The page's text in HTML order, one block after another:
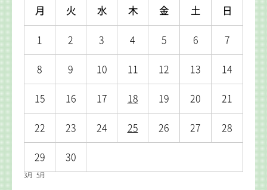
月 火 水 木 金 土 日
1 2 3 4 5 6 7
8 9 10 11 12 13 14
15 16 17 18 19 20 21
22 23 24 25 26 27 28
29 30
3月 5月